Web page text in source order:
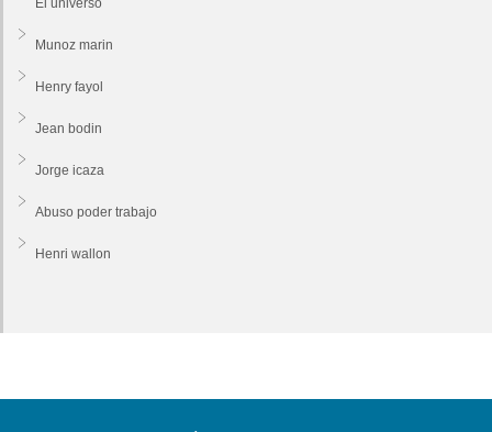
El universo
Munoz marin
Henry fayol
Jean bodin
Jorge icaza
Abuso poder trabajo
Henri wallon